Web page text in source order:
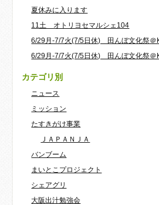
夏休みに入ります
11土 オトリヨセマルシェ104
6/29月-7/7火(7/5日休) 田んぼ文化祭＠
6/29月-7/7火(7/5日休) 田んぼ文化祭＠
カテゴリ別
ニュース
ミッション
たすきがけ事業
ＪＡＰＡＮＪＡ
バンブーム
まいとこプロジェクト
シェアグリ
大阪出汁勉強会